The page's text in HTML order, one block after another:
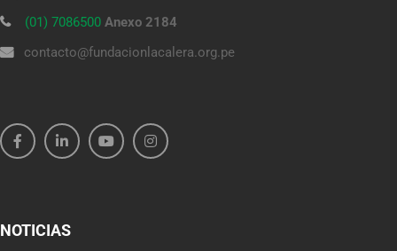
(01) 7086500 Anexo 2184
contacto@fundacionlacalera.org.pe
NOTICIAS